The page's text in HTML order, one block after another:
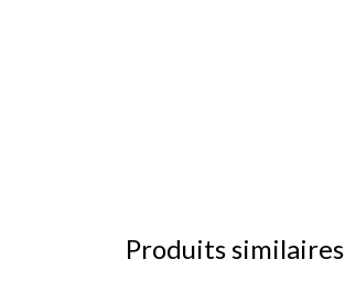
Produits similaires